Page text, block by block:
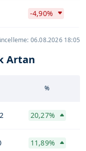
-4,90%
06.08.2026 18:05
Artan
%
20,27%
11,89%